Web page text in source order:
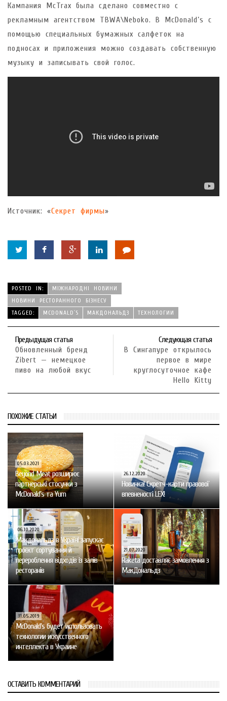
Кампания McTrax была сделано совместно с
рекламным агентством TBWA\Neboko. В McDonald’s с
помощью специальных бумажных салфеток на
подносах и приложения можно создавать собственную
музыку и записывать свой голос.
Источник: «Секрет фирмы»
POSTED IN:
МІЖНАРОДНІ НОВИНИ
НОВИНИ РЕСТОРАННОГО БІЗНЕСУ
TAGGED:
MCDONALD`S МАКДОНАЛЬДЗ ТЕХНОЛОГИИ
Предыдущая статья
Обновленный бренд
Zibert — немецкое
пиво на любой вкус
Следующая статья
В Сингапуре открылось
первое в мире
круглосуточное кафе
Hello Kitty
ПОХОЖИЕ СТАТЬИ
05.03.2021
Beyond Meat розширює
партнерські стосунки з
McDonald’s та Yum
26.12.2020
Новинка! Скретч-карти правової
впевненості LEX!
06.10.2020
Макдональдз в Україні запускає
проєкт сортування й
перероблення відходів із залів
ресторанів
21.07.2020
Raketa доставляє замовлення з
МакДональдз
31.05.2019
McDonald’s будет использовать
технологии искусственного
интеллекта в Украине
ОСТАВИТЬ КОММЕНТАРИЙ